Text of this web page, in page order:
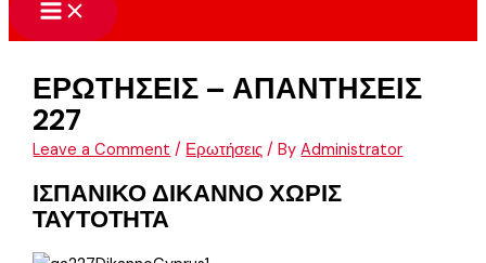
ΕΡΩΤΗΣΕΙΣ – ΑΠΑΝΤΗΣΕΙΣ
227
Leave a Comment / Ερωτήσεις / ByAdministrator
ΙΣΠΑΝΙΚΟ ΔΙΚΑΝΝΟ ΧΩΡΙΣ
ΤΑΥΤΟΤΗΤΑ